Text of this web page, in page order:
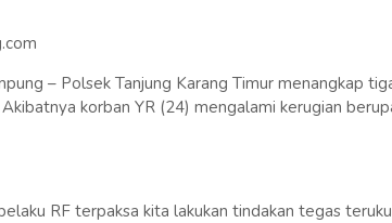
– Polsek Tanjung Karang Timur menangkap
korban YR (24) mengalami kerugian
RF terpaksa kita lakukan tindakan tegas